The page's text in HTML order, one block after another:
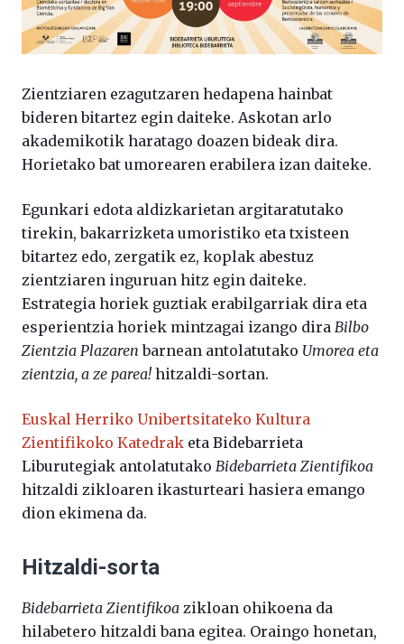
Zientziaren ezagutzaren hedapena hainbat
bideren bitartez egin daiteke. Askotan arlo
akademikotik haratago doazen bideak dira.
Horietako bat umorearen erabilera izan daiteke.
Egunkari edota aldizkarietan argitaratutako
tirekin, bakarrizketa umoristiko eta txisteen
bitartez edo, zergatik ez, koplak abestuz
zientziaren inguruan hitz egin daiteke.
Estrategia horiek guztiak erabilgarriak dira eta
esperientzia horiek mintzagai izango dira Bilbo
Zientzia Plazarenbarnean antolatutako Umorea eta
zientzia, a ze parea!hitzaldi-sortan.
Euskal Herriko Unibertsitateko Kultura
Zientifikoko Katedrak eta Bidebarrieta
Liburutegiak antolatutako Bidebarrieta Zientifikoa
hitzaldi zikloaren ikasturteari hasiera emango
dion ekimena da.
Hitzaldi-sorta
Bidebarrieta Zientifikoa zikloan ohikoena da
hilabetero hitzaldi bana egitea. Oraingo honetan,